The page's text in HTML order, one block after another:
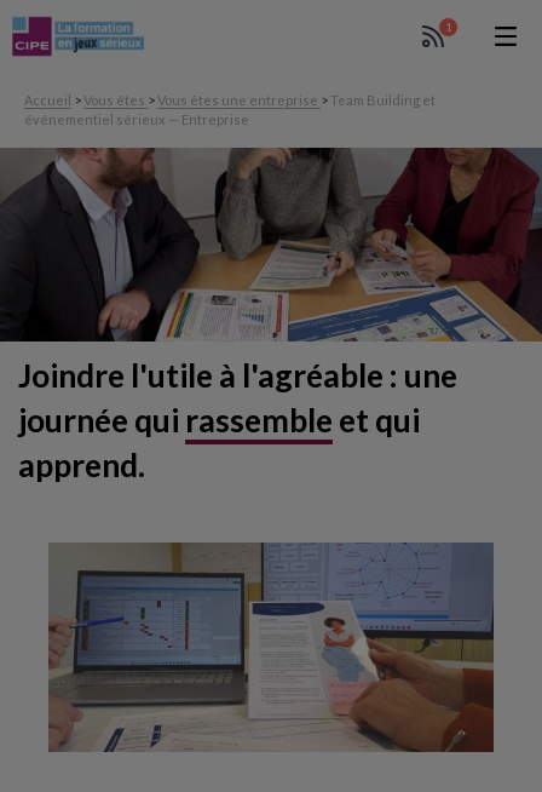
1
Accueil >Vous êtes >Vous êtes une entreprise > Team Building et
événementiel sérieux — Entreprise
Joindre l'utile à l'agréable : une
journée qui rassemble et qui
apprend.